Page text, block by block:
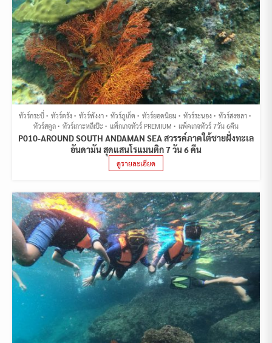
ทัวร์กระบี่ ทัวร์ตรัง ทัวร์พังงา ทัวร์ภูเก็ต ทัวร์ยอดนิยม ทัวร์ระนอง
ทัวร์สงขลา
ทัวร์สตูล
ทัวร์เกาะหลีเป๊ะ แพ็กเกจทัวร์ PREMIUM แพ็คเกจทัวร์ 7วัน 6คืน
P010-AROUND SOUTH ANDAMAN SEA สวรรค์ภาคใต้ชายฝั่งทะเล
อันดามัน สุดแสนโรแมนติก 7 วัน 6 คืน
ดูรายละเอียด